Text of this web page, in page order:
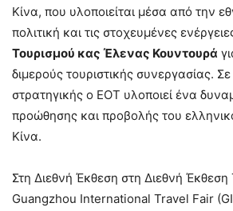
Κίνα, που υλοποιείται μέσα από την
πολιτική και τις στοχευμένες
Τουρισμού κας Έλενας Κουντουρά
διμερούς τουριστικής συνεργασίας.
στρατηγικής ο ΕΟΤ υλοποιεί ένα
προώθησης και προβολής του
Κίνα.
Στη Διεθνή Έκθεση στη Διεθνή Έκθεση
Guangzhou International Travel Fair